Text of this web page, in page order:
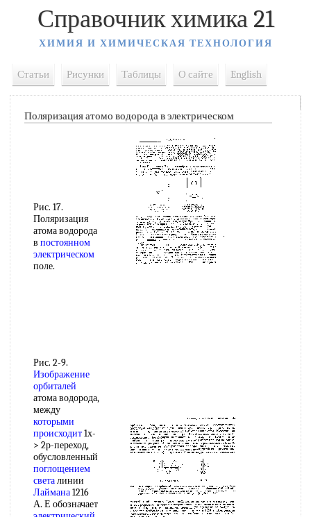
Справочник химика 21
ХИМИЯ И ХИМИЧЕСКАЯ ТЕХНОЛОГИЯ
Статьи Рисунки Таблицы О сайте English
Поляризация атомо водорода в электрическом
Рис. 17.
Поляризация
атома водорода
в постоянном
электрическом
поле.
Рис. 2-9.
Изображение
орбиталей
атома водорода,
между
которыми
происходит1х-
> 2р-переход,
обусловленный
поглощением
светалинии
Лаймана1216
А. Е обозначает